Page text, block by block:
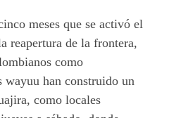
meses que se activó el
reapertura de la frontera,
como
wayuu han construido un
como locales